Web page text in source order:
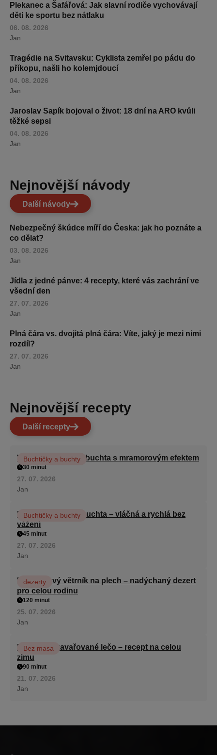
Plekanec a Šafářová: Jak slavní rodiče vychovávají
děti ke sportu bez nátlaku
06. 08. 2026
Jan
Tragédie na Svitavsku: Cyklista zemřel po pádu do
příkopu, našli ho kolemjdoucí
04. 08. 2026
Jan
Jaroslav Sapík bojoval o život: 18 dní na ARO kvůli
těžké sepsi
04. 08. 2026
Jan
Nejnovější návody
Další návody
Nebezpečný škůdce míří do Česka: jak ho poznáte a
co dělat?
03. 08. 2026
Jan
Jídla z jedné pánve: 4 recepty, které vás zachrání ve
všední den
27. 07. 2026
Jan
Plná čára vs. dvojitá plná čára: Víte, jaký je mezi nimi
rozdíl?
27. 07. 2026
Jan
Nejnovější recepty
Další recepty
Vláčná olejová litá buchta s mramorovým efektem
Buchtičky a buchty
30 minut
27. 07. 2026
Jan
Hrnková maková buchta – vláčná a rychlá bez
vážení
Buchtičky a buchty
45 minut
27. 07. 2026
Jan
Karamelový větrník na plech – nadýchaný dezert
pro celou rodinu
dezerty
120 minut
25. 07. 2026
Jan
Babiččino zavařované lečo – recept na celou
zimu
Bez masa
90 minut
21. 07. 2026
Jan